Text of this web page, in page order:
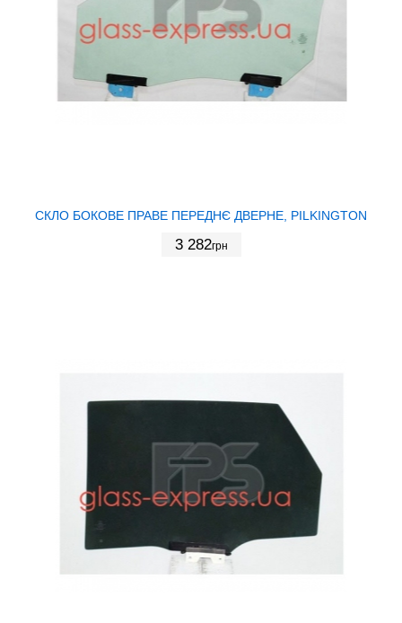
СКЛО БОКОВЕ ПРАВЕ ПЕРЕДНЄ ДВЕРНЕ, PILKINGTON
3 282грн